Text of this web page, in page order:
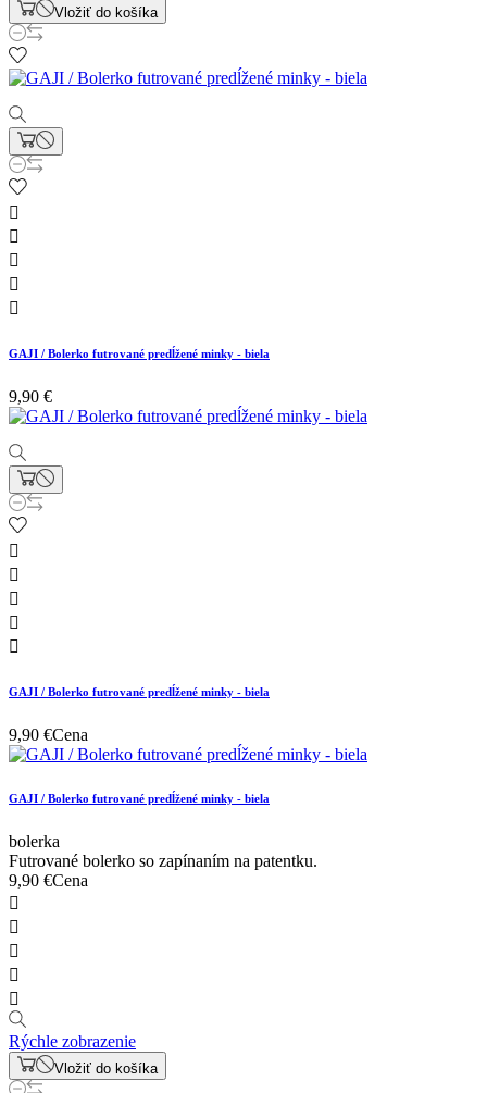
Vložiť do košíka





GAJI / Bolerko futrované predĺžené minky - biela
9,90 €





GAJI / Bolerko futrované predĺžené minky - biela
9,90 €Cena
GAJI / Bolerko futrované predĺžené minky - biela
bolerka
Futrované bolerko so zapínaním na patentku.
9,90 €Cena





Rýchle zobrazenie
Vložiť do košíka